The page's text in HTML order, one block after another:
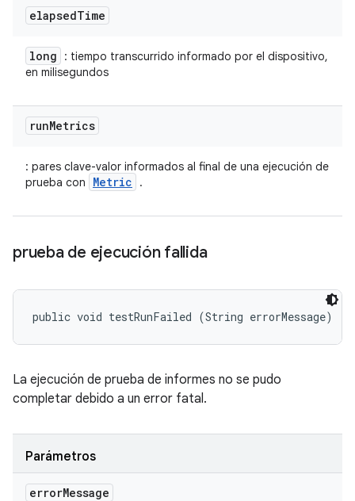
elapsedTime
long
: tiempo transcurrido informado por el dispositivo,
en milisegundos
runMetrics
: pares clave-valor informados al final de una ejecución de
prueba con
Metric .
prueba de ejecución fallida
public void testRunFailed (String errorMessage)
La ejecución de prueba de informes no se pudo
completar debido a un error fatal.
Parámetros
errorMessage